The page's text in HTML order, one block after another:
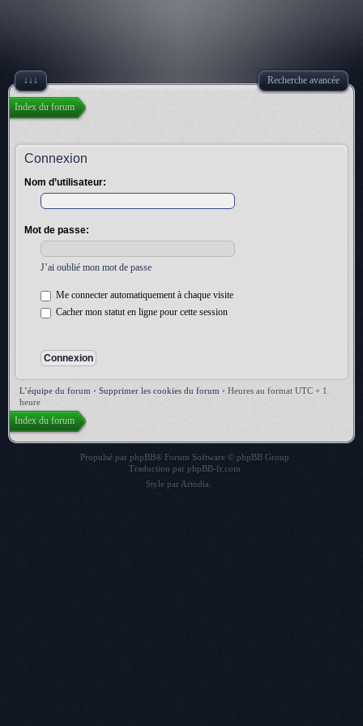
↓↓↓ Recherche avancée
Index du forum
Connexion
Nom d’utilisateur:
Mot de passe:
J’ai oublié mon mot de passe
Me connecter automatiquement à chaque visite
Cacher mon statut en ligne pour cette session
L’équipe du forum • Supprimer les cookies du forum • Heures au format UTC + 1
heure
Index du forum
Propulsé par phpBB® Forum Software © phpBB Group
Traduction par phpBB-fr.com
Style par Artodia